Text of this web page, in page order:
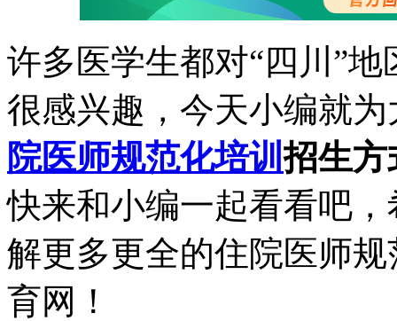
许多医学生都对“四川”地
很感兴趣，今天小编就为
院医师规范化培训招生方
快来和小编一起看看吧
解更多更全的住院医师
育网！